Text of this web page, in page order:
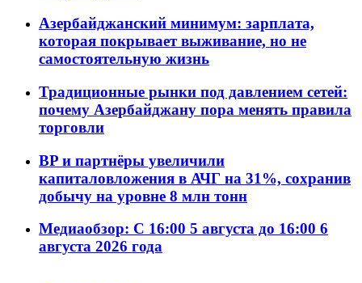
Азербайджанский минимум: зарплата,
которая покрывает выживание, но не
самостоятельную жизнь
Традиционные рынки под давлением сетей:
почему Азербайджану пора менять правила
торговли
BP и партнёры увеличили
капиталовложения в АЧГ на 31%, сохранив
добычу на уровне 8 млн тонн
Медиаобзор: С 16:00 5 августа до 16:00 6
августа 2026 года